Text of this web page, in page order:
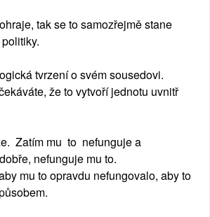
tak se to samozřejmě stane
tvrzení o svém sousedovi.
že to vytvoří jednotu uvnitř
Zatím mu to nefunguje a
nefunguje mu to.
mu to opravdu nefungovalo, aby to